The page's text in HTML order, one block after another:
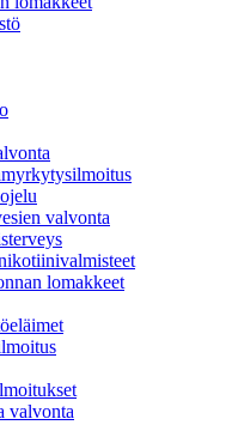
valvonta
lomakkeet
valvonta